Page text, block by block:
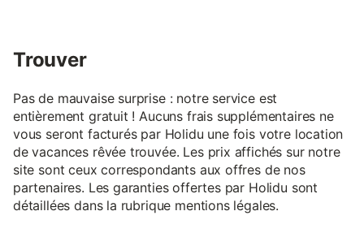
Trouver
Pas de mauvaise surprise : notre service est
entièrement gratuit ! Aucuns frais supplémentaires ne
vous seront facturés par Holidu une fois votre location
de vacances rêvée trouvée. Les prix affichés sur notre
site sont ceux correspondants aux offres de nos
partenaires. Les garanties offertes par Holidu sont
détaillées dans la rubrique mentions légales.